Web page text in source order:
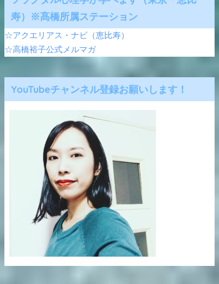
寿）※髙橋所属ステーション
☆アクエリアス・ナビ（恵比寿）
☆高橋裕子公式メルマガ
YouTubeチャンネル登録お願いします！